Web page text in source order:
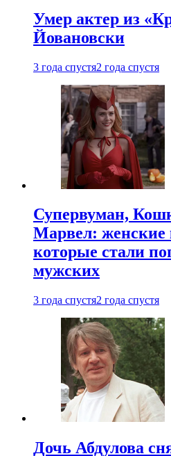
Умер актер из
Йовановски
3 года спустя2 года спустя
Супервуман,
Марвел: женские
которые стали
мужских
3 года спустя2 года спустя
Дочь Абдулова